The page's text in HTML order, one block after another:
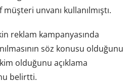
unvanı kullanılmıştı.
reklam kampanyasında
söz konusu olduğunu
olduğunu açıklama
belirtti.